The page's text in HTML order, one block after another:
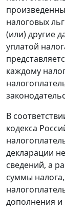
налоговых
(или) другие
уплатой
каждому
В
кодекса
декларации
сведений, а
суммы
дополнения и